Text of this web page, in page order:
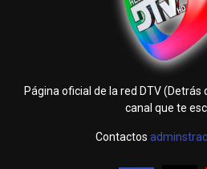
Página oficial de la red DTV (Detrás
canal que te
Contactos